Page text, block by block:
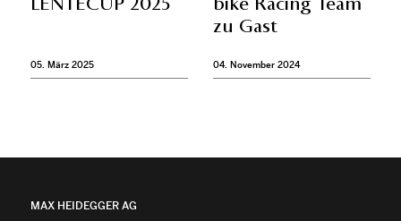
05. März 2025
zu Gast
04. November 2024
MAX HEIDEGGER AG